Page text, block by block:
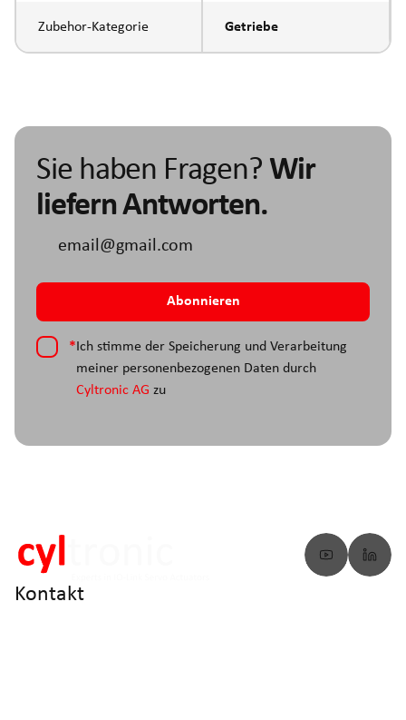
Zubehor-Kategorie Getriebe
Sie haben Fragen? Wir
liefern Antworten.
* Ich stimme der Speicherung und Verarbeitung
meiner personenbezogenen Daten durch
Cyltronic AG zu
Kontakt